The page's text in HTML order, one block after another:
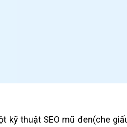
kỹ thuật SEO mũ đen(che